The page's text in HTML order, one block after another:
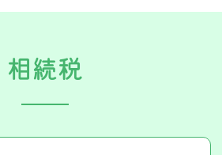
相続税